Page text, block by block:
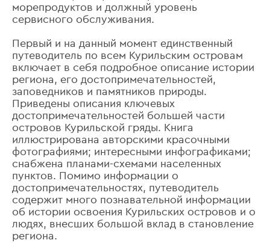
морепродуктов и должный уровень
сервисного обслуживания.
Первый и на данный момент единственный
путеводитель по всем Курильским островам
включает в себя подробное описание истории
региона, его достопримечательностей,
заповедников и памятников природы.
Приведены описания ключевых
достопримечательностей большей части
островов Курильской гряды. Книга
иллюстрирована авторскими красочными
фотографиями; интересными инфографиками;
снабжена планами-схемами населенных
пунктов. Помимо информации о
достопримечательностях, путеводитель
содержит много познавательной информации
об истории освоения Курильских островов и о
людях, внесших большой вклад в становление
региона.